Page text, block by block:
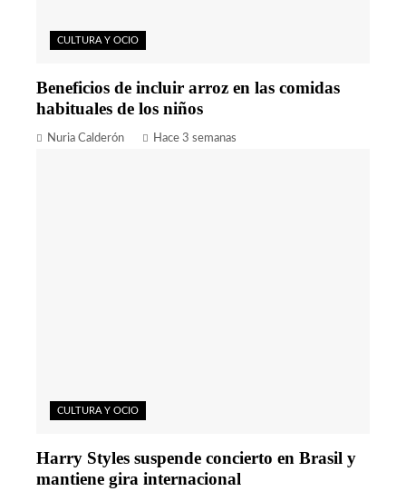
CULTURA Y OCIO
Beneficios de incluir arroz en las comidas
habituales de los niños
Nuria Calderón Hace 3 semanas
CULTURA Y OCIO
Harry Styles suspende concierto en Brasil y
mantiene gira internacional